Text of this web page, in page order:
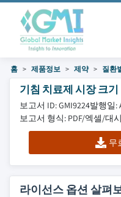
홈 제품정보 제약 질환
기침 치료제 시장 크
보고서 ID: GMI9224발행일:
보고서 형식: PDF/엑셀/대
무
라이선스 옵션 살펴